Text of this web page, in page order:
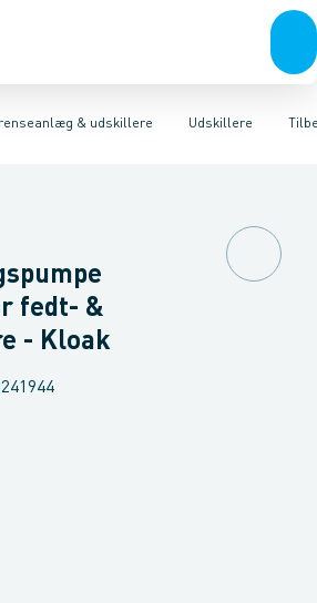
& udskillere
BrøndgodsLinjeafvandingTanke,
Udskillere
til tankeMini renseanlæg
Tilbehør til udskillereSandfang
fedt- &
- Kloak